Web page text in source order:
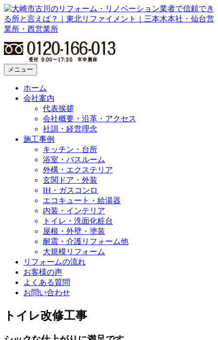
メニュー
ホーム
会社案内
代表挨拶
会社概要・沿革・アクセス
社訓・経営理念
施工事例
キッチン・台所
浴室・バスルーム
外構・エクステリア
玄関ドア・外装
IH・ガスコンロ
エコキュート・給湯器
内装・インテリア
トイレ・洗面化粧台
屋根・外壁・塗装
耐震・介護リフォーム他
大規模リフォーム
リフォームの流れ
お客様の声
よくある質問
お問い合わせ
トイレ改修工事